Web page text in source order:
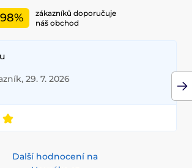
98%
zákazníků doporučuje
náš obchod
29. 7. 2026
Další hodnocení na